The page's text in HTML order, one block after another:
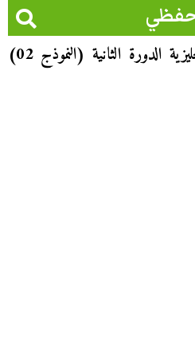
الفرض الثاني في اللغة الإنجليزية الدورة الثانية (النموذج 02)